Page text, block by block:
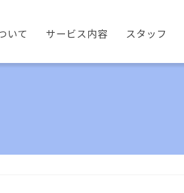
いて サービス内容 スタッフ